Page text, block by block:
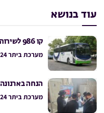
עוד בנושא
קו 986 לשירותכם
מערכת ביתר 24
הנחה בארנונה
מערכת ביתר 24